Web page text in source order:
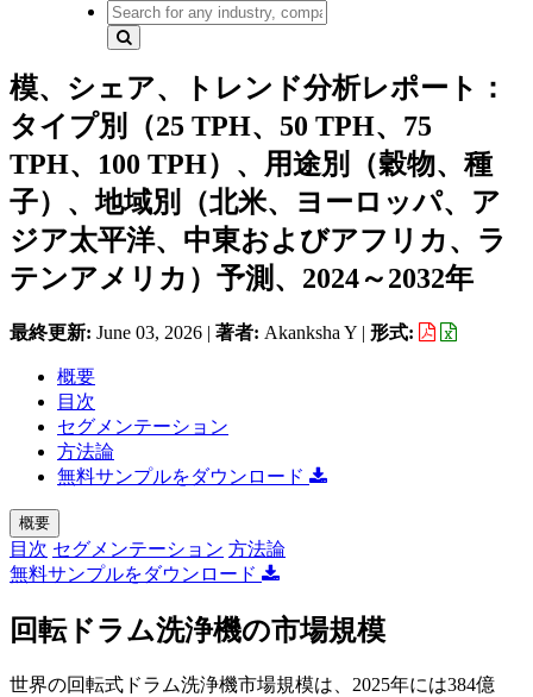
模、シェア、トレンド分析レポート：
タイプ別（25 TPH、50 TPH、75
TPH、100 TPH）、用途別（穀物、種
子）、地域別（北米、ヨーロッパ、ア
ジア太平洋、中東およびアフリカ、ラ
テンアメリカ）予測、2024～2032年
最終更新: June 03, 2026 | 著者: Akanksha Y | 形式:
概要
目次
セグメンテーション
方法論
無料サンプルをダウンロード
概要
目次 セグメンテーション 方法論
無料サンプルをダウンロード
回転ドラム洗浄機の市場規模
世界の回転式ドラム洗浄機市場規模は、2025年には384億